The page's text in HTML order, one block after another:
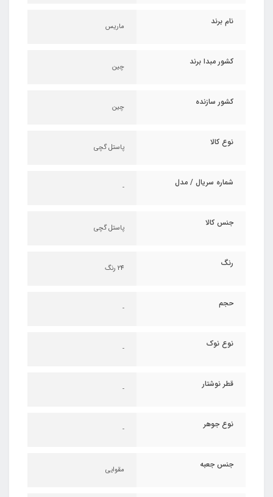
نام برند ماریس
کشور مبدا برند چین
کشور سازنده چین
نوع کالا پاستل گچی
شماره سریال / مدل -
جنس کالا پاستل گچی
رنگ 24 رنگ
حجم -
نوع نوک -
قطر نوشتار -
نوع جوهر -
جنس جعبه مقوایی